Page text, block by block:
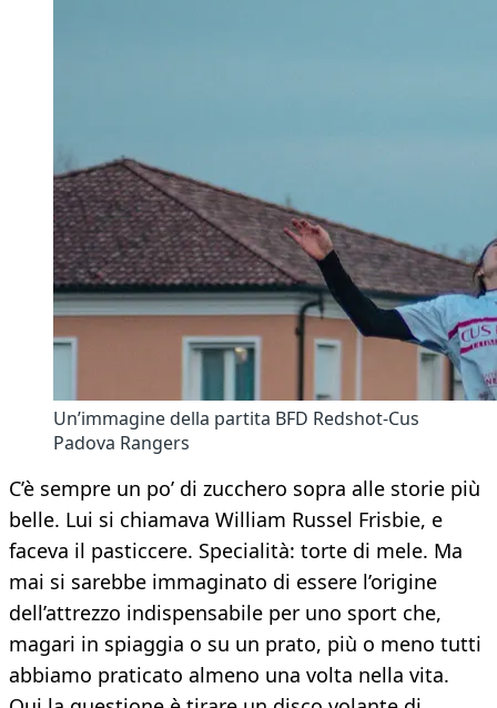
Un’immagine della partita BFD Redshot-Cus
Padova Rangers
C’è sempre un po’ di zucchero sopra alle storie più
belle. Lui si chiamava William Russel Frisbie, e
faceva il pasticcere. Specialità: torte di mele. Ma
mai si sarebbe immaginato di essere l’origine
dell’attrezzo indispensabile per uno sport che,
magari in spiaggia o su un prato, più o meno tutti
abbiamo praticato almeno una volta nella vita.